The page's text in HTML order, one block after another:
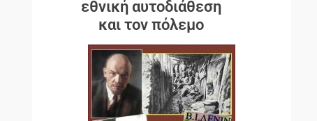
εθνική αυτοδιάθεση
και τον πόλεμο